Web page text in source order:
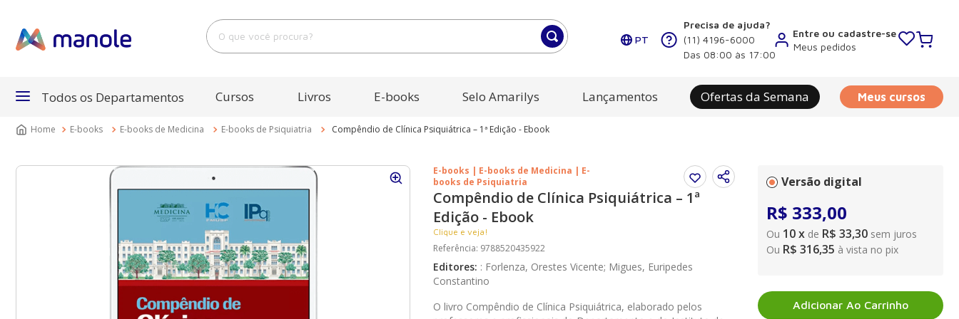
O que você procura?
PT
Precisa de ajuda?
(11) 4196-6000
Das 08:00 às 17:00
Entre ou cadastre-se
Meus pedidos
Todos os Departamentos Cursos Livros E-books Selo Amarilys Lançamentos Ofertas da Semana Meus cursos
E-books E-books de Medicina E-books de Psiquiatria Compêndio de Clínica Psiquiátrica – 1ª Edição - Ebook
E-books | E-books de Medicina | E-
books de Psiquiatria
Compêndio de Clínica Psiquiátrica – 1ª
Edição - Ebook
Clique e veja!
Referência: 9788520435922
Editores: : Forlenza, Orestes Vicente; Migues, Euripedes
Constantino
O livro Compêndio de Clínica Psiquiátrica, elaborado pelos
Versão digital
R$ 333,00
Ou 10x de R$ 33,30 sem juros
Ou R$ 316,35 à vista no pix
Adicionar Ao Carrinho